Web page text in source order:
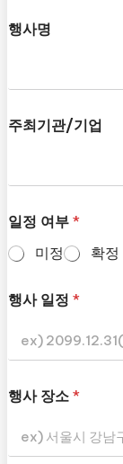
행사명
주최기관/기업
일정 여부 *
미정
확정
행사 일정 *
행사 장소 *